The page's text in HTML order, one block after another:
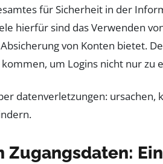
für Sicherheit in der
hierfür sind das Verwenden
von Konten bietet.
kommen, um Logins nicht nur
Zugangsdaten: